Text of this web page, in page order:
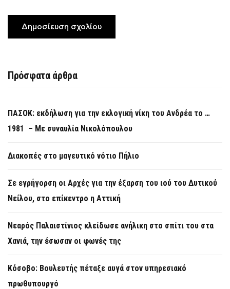
Πρόσφατα άρθρα
ΠΑΣΟΚ: εκδήλωση για την εκλογική νίκη του Ανδρέα το …
1981 – Με συναυλία Νικολόπουλου
Διακοπές στο μαγευτικό νότιο Πήλιο
Σε εγρήγορση οι Αρχές για την έξαρση του ιού του Δυτικού
Νείλου, στο επίκεντρο η Αττική
Νεαρός Παλαιστίνιος κλείδωσε ανήλικη στο σπίτι του στα
Χανιά, την έσωσαν οι φωνές της
Κόσοβο: Βουλευτής πέταξε αυγά στον υπηρεσιακό
πρωθυπουργό